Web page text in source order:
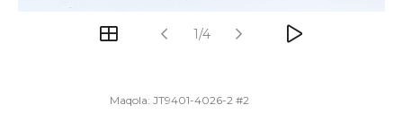
1/4
Maqola: JT9401-4026-2 #2